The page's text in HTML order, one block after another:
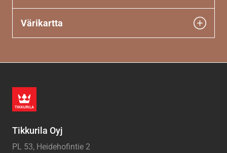
Värikartta
Tikkurila Oyj
PL 53, Heidehofintie 2